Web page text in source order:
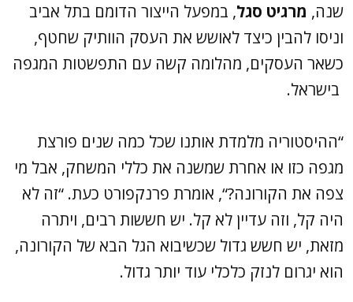
שנה, מרגיט סגל, במפעל הייצור הדומם בתל אביב
וניסו להבין כיצד לאושש את העסק הוותיק שחטף,
כשאר העסקים, מהלומה קשה עם התפשטות המגפה
בישראל.
“ההיסטוריה מלמדת אותנו שכל כמה שנים פורצת
מגפה כזו או אחרת שמשנה את כללי המשחק, אבל מי
צפה את הקורונה?“, אומרת פרנקפורט כעת. “זה לא
היה קל, וזה עדיין לא קל. יש חששות רבים, ויתרה
מזאת, יש חשש גדול שכשיבוא הגל הבא של הקורונה,
הוא יגרום לנזק כלכלי עוד יותר גדול.